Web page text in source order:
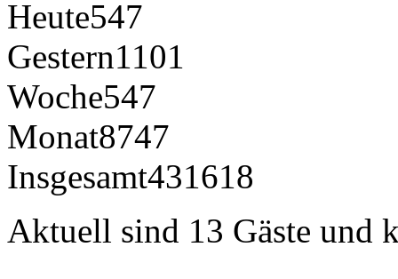
Heute547
Gestern1101
Woche547
Monat8747
Insgesamt431618
Aktuell sind 13 Gäste und